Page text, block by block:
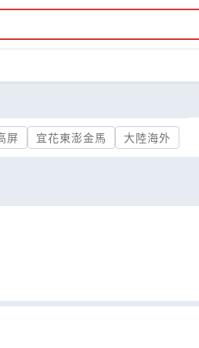
屏 宜花東澎金馬 大陸海外